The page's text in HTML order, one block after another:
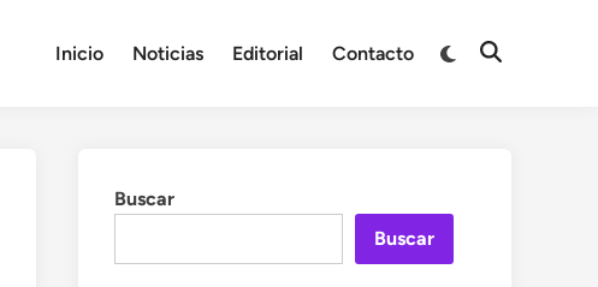
Inicio Noticias Editorial Contacto
Cambiar
Abrir
Buscar
Buscar